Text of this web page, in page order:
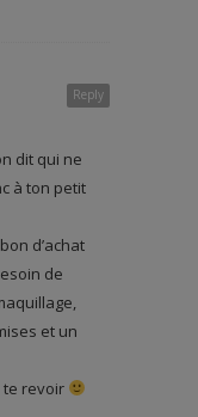
Reply
dit qui ne
à ton petit
d’achat
de
et un
te revoir